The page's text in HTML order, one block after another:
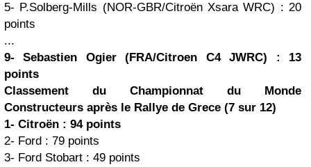
5- P.Solberg-Mills (NOR-GBR/Citroën Xsara WRC) : 20
points
...
9- Sebastien Ogier (FRA/Citroen C4 JWRC) : 13
points
Classement du Championnat du Monde
Constructeurs après le Rallye de Grece (7 sur 12)
1- Citroën : 94 points
2- Ford : 79 points
3- Ford Stobart : 49 points